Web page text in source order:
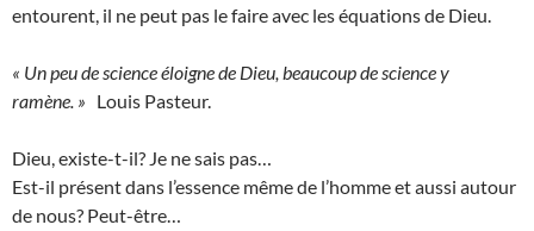
entourent, il ne peut pas le faire avec les équations de Dieu.
« Un peu de science éloigne de Dieu, beaucoup de science y
ramène. » Louis Pasteur.
Dieu, existe-t-il? Je ne sais pas…
Est-il présent dans l’essence même de l’homme et aussi autour
de nous? Peut-être…